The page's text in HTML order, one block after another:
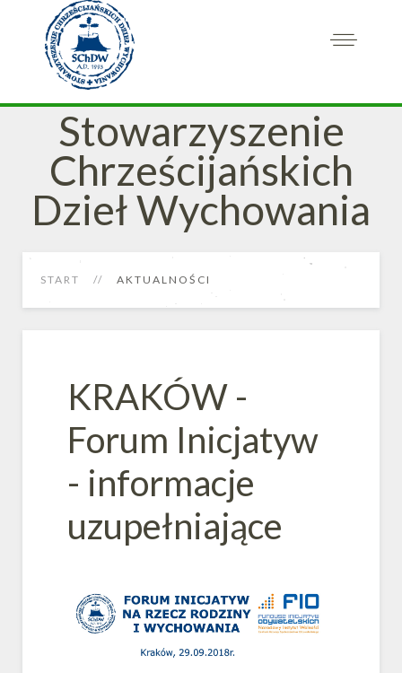
Stowarzyszenie
Chrześcijańskich
Dzieł Wychowania
START AKTUALNOŚCI
KRAKÓW -
Forum Inicjatyw
- informacje
uzupełniające